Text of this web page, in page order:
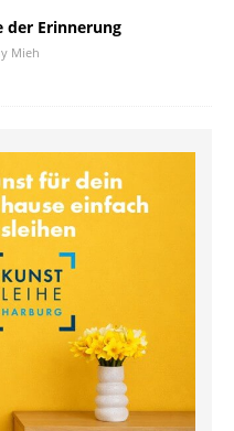
der Erinnerung
Mieh